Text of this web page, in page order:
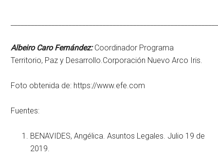
Albeiro Caro Fernández:Coordinador Programa
Territorio, Paz y Desarrollo.Corporación Nuevo Arco Iris.
Foto obtenida de: https://www.efe.com
Fuentes:
BENAVIDES, Angélica. Asuntos Legales. Julio 19 de
2019.